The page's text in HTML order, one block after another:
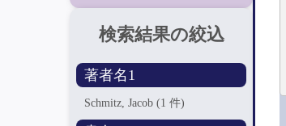
検索結果の絞込
著者名1
Schmitz, Jacob(1 件)